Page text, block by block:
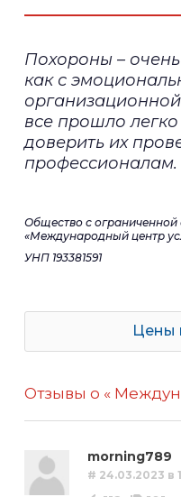
Похороны –
как с
все прошло
доверить их
профессионалам.
Общество с ограниченной
«Международный центр
УНП 193381591
Цены
Отзывы о «
morning789
# 24.03.2023 в